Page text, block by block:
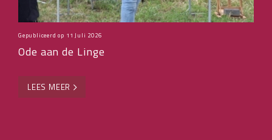
Gepubliceerd op 11 Juli 2026
Ode aan de Linge
LEES MEER